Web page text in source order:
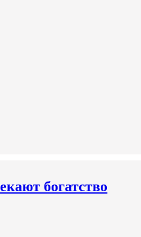
богатство